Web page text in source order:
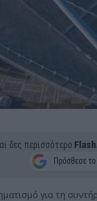
δες περισσότερο
για τη